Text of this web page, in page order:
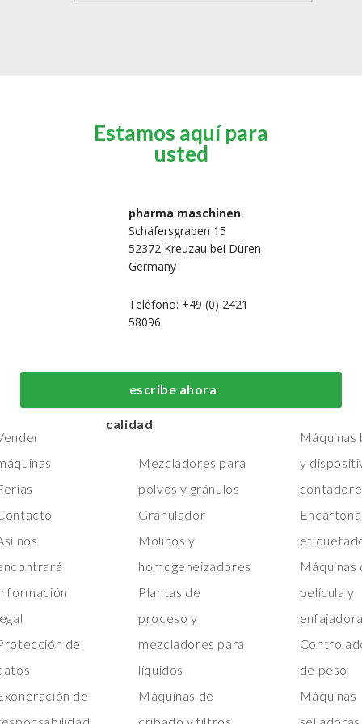
Estamos aquí para
usted
pharma maschinen
Schäfersgraben 15
52372 Kreuzau bei Düren
Germany
Teléfono: +49 (0) 2421
58096
escribe ahora
nos
de
de
fabricación y
procesos de primera
calidad
Mezcladores para
polvos y gránulos
Granulador
Molinos y
homogeneizadores
Plantas de
proceso y
mezcladores para
líquidos
Máquinas de
embalaje de
y
Máquinas
película y
de peso
Máquinas